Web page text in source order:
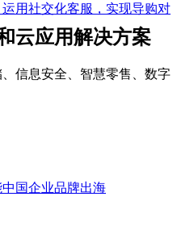
用社交化客服，实现导购对
国企业品牌出海
云应用解决方案
信息安全、智慧零售、数字